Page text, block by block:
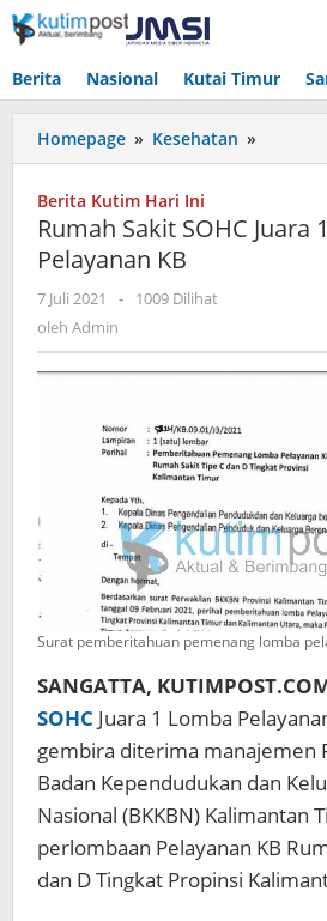
Lewati
ke
Berita Nasional Kutai Timur
Homepage » Kesehatan »
Sakit
1
Berita Kutim Hari Ini
Rumah Sakit SOHC Juara
Pelayanan KB
7 Juli 2021
oleh
-
1009 Dilihat
oleh Admin
Surat pemberitahuan pemenang lomba
SANGATTA,
SOHC Juara 1 Lomba
gembira diterima manajemen
Badan Kependudukan dan
Nasional (BKKBN) Kalimantan
perlombaan Pelayanan KB
dan D Tingkat Propinsi